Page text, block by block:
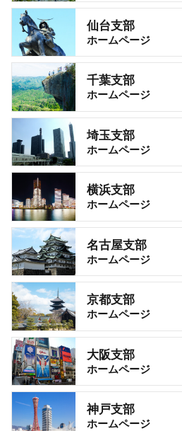
仙台支部
ホームページ
千葉支部
ホームページ
埼玉支部
ホームページ
横浜支部
ホームページ
名古屋支部
ホームページ
京都支部
ホームページ
大阪支部
ホームページ
神戸支部
ホームページ